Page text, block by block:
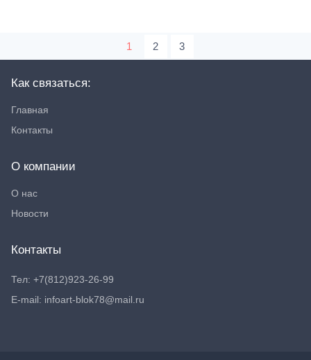
1 2 3
Как связаться:
Главная
Контакты
О компании
О нас
Новости
Контакты
Тел: +7(812)923-26-99
E-mail: infoart-blok78@mail.ru